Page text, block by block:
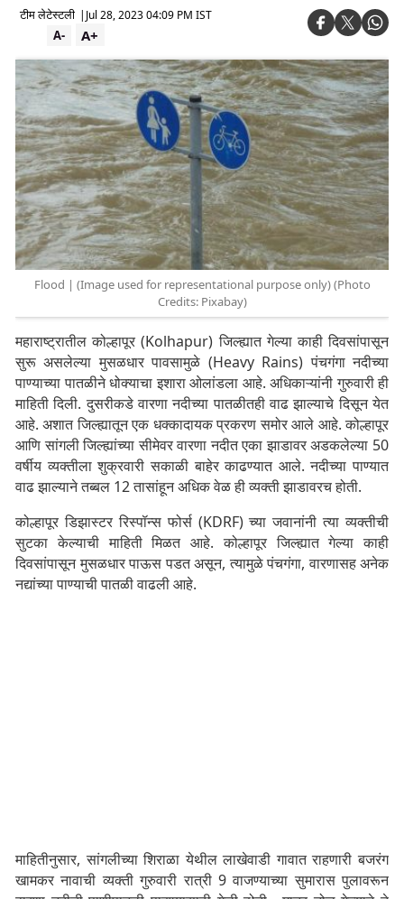
टीम लेटेस्टली | Jul 28, 2023 04:09 PM IST
A+
A-
Flood | (Image used for representational purpose only) (Photo
Credits: Pixabay)
महाराष्ट्रातील कोल्हापूर (Kolhapur) जिल्ह्यात गेल्या काही दिवसांपासून
सुरू असलेल्या मुसळधार पावसामुळे (Heavy Rains) पंचगंगा नदीच्या
पाण्याच्या पातळीने धोक्याचा इशारा ओलांडला आहे. अधिकाऱ्यांनी गुरुवारी ही
माहिती दिली. दुसरीकडे वारणा नदीच्या पातळीतही वाढ झाल्याचे दिसून येत
आहे. अशात जिल्ह्यातून एक धक्कादायक प्रकरण समोर आले आहे. कोल्हापूर
आणि सांगली जिल्ह्यांच्या सीमेवर वारणा नदीत एका झाडावर अडकलेल्या 50
वर्षीय व्यक्तीला शुक्रवारी सकाळी बाहेर काढण्यात आले. नदीच्या पाण्यात
वाढ झाल्याने तब्बल 12 तासांहून अधिक वेळ ही व्यक्ती झाडावरच होती.
कोल्हापूर डिझास्टर रिस्पॉन्स फोर्स (KDRF) च्या जवानांनी त्या व्यक्तीची
सुटका केल्याची माहिती मिळत आहे. कोल्हापूर जिल्ह्यात गेल्या काही
दिवसांपासून मुसळधार पाऊस पडत असून, त्यामुळे पंचगंगा, वारणासह अनेक
नद्यांच्या पाण्याची पातळी वाढली आहे.
माहितीनुसार, सांगलीच्या शिराळा येथील लाखेवाडी गावात राहणारी बजरंग
खामकर नावाची व्यक्ती गुरुवारी रात्री 9 वाजण्याच्या सुमारास पुलावरून